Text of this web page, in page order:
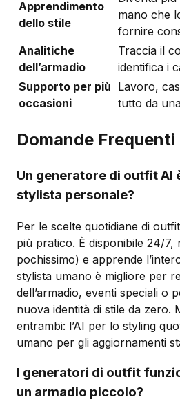
Apprendimento
dello stile
mano che
fornire
Analitiche
dell’armadio
Traccia il
identifica i
Supporto per più
occasioni
Lavoro,
tutto da
Domande Frequenti
Un generatore di outfit AI
stylista personale?
Per le scelte quotidiane di
più pratico. È disponibile 24/7,
pochissimo) e apprende
stylista umano è migliore per
dell’armadio, eventi speciali o
nuova identità di stile da zero.
entrambi: l’AI per lo styling
umano per gli aggiornamenti
I generatori di outfit
un armadio piccolo?